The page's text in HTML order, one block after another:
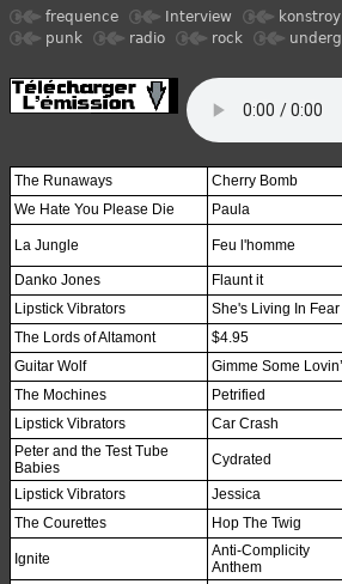
frequence Interview
konstroy
punk
radio rock
The Runaways
Cherry Bomb
We Hate You Please Die
Paula
La Jungle Feu l'homme
Danko Jones
Flaunt it
Lipstick Vibrators
She's Living In Fear
The Lords of Altamont
$4.95
Guitar Wolf
Gimme Some Lovin’
The Mochines
Petrified
Lipstick Vibrators
Car Crash
Peter and the Test Tube
Babies
Cydrated
Lipstick Vibrators
Jessica
The Courettes
Hop The Twig
Ignite
Anti-Complicity
Anthem